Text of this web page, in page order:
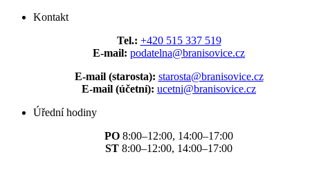
Kontakt
Tel.: +420 515 337 519
E-mail: podatelna@branisovice.cz
E-mail (starosta): starosta@branisovice.cz
E-mail (účetní): ucetni@branisovice.cz
Úřední hodiny
PO 8:00–12:00, 14:00–17:00
ST 8:00–12:00, 14:00–17:00